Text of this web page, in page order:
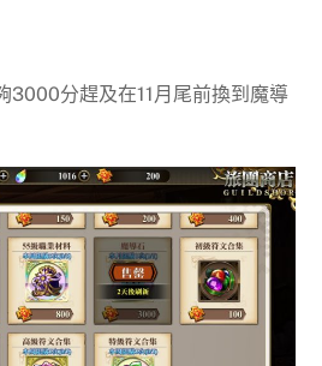
3000分趕及在11月尾前換到魔導